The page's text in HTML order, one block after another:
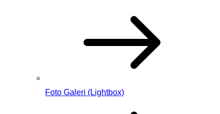
Foto Galeri (Lightbox)